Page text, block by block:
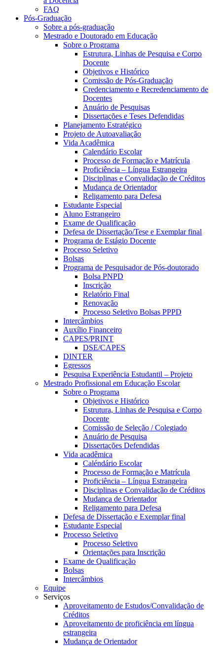
FAQ
Pós-Graduação
Sobre a pós-graduação
Mestrado e Doutorado em Educação
Sobre o Programa
Estrutura, Linhas de Pesquisa e Corpo
Docente
Objetivos e Histórico
Comissão de Pós-Graduação
Credenciamento e Recredenciamento de
Docentes
Anuário de Pesquisas
Dissertações e Teses Defendidas
Planejamento Estratégico
Projeto de Autoavaliação
Vida Acadêmica
Calendário Escolar
Processo de Formação e Matrícula
Proficiência – Língua Estrangeira
Disciplinas e Convalidação de Créditos
Mudança de Orientador
Religamento para Defesa
Estudante Especial
Aluno Estrangeiro
Exame de Qualificação
Defesa de Dissertação/Tese e Exemplar final
Programa de Estágio Docente
Processo Seletivo
Bolsas
Programa de Pesquisador de Pós-doutorado
Bolsa PNPD
Inscrição
Relatório Final
Renovação
Processo Seletivo Bolsas PPPD
Intercâmbios
Auxílio Financeiro
CAPES/PRINT
DSE/CAPES
DINTER
Egressos
Pesquisa Experiência Estudantil – Projeto
Mestrado Profissional em Educação Escolar
Sobre o Programa
Objetivos e Histórico
Estrutura, Linhas de Pesquisa e Corpo
Docente
Comissão de Seleção / Colegiado
Anuário de Pesquisa
Dissertações Defendidas
Vida acadêmica
Caléndário Escolar
Processo de Formação e Matrícula
Proficiência – Língua Estrangeira
Disciplinas e Convalidação de Créditos
Mudança de Orientador
Religamento para Defesa
Defesa de Dissertação e Exemplar final
Estudante Especial
Processo Seletivo
Processo Seletivo
Orientações para Inscrição
Exame de Qualificação
Bolsas
Intercâmbios
Equipe
Serviços
Aproveitamento de Estudos/Convalidação de
Créditos
Aproveitamento de proficiência em língua
estrangeira
Mudança de Orientador